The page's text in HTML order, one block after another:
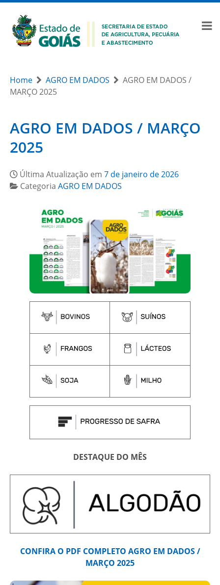
Home AGRO EM DADOS
AGRO EM DADOS /
MARÇO 2025
AGRO EM DADOS / MARÇO
2025
Última Atualização em 7 de janeiro de 2026
Categoria AGRO EM DADOS
DESTAQUE DO MÊS
CONFIRA O PDF COMPLETO AGRO EM DADOS /
MARÇO 2025